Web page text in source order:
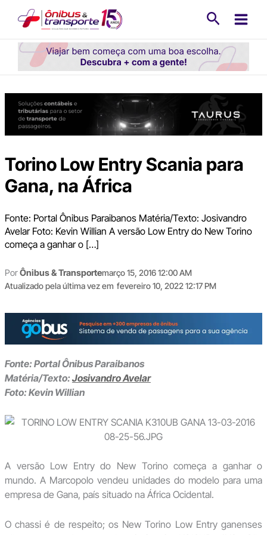
conteúdo
Torino Low Entry Scania para
Gana, na África
Fonte: Portal Ônibus Paraibanos Matéria/Texto: Josivandro
Avelar Foto: Kevin Willian A versão Low Entry do New Torino
começa a ganhar o […]
PorÔnibus & Transportemarço 15, 2016 12:00 AM
Atualizado pela última vez em fevereiro 10, 2022 12:17 PM
Fonte: Portal Ônibus Paraibanos
Matéria/Texto:Josivandro Avelar
Foto: Kevin Willian
A versão Low Entry do New Torino começa a ganhar o
mundo. A Marcopolo vendeu unidades do modelo para uma
empresa de Gana, país situado na África Ocidental.
O chassi é de respeito; os New Torino Low Entry ganenses